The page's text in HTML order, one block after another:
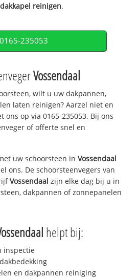
dakkapel reinigen.
0165-235053
Vossendaal
wilt u uw dakpannen,
laten reinigen? Aarzel niet en
ons op via 0165-235053. Bij ons
of offerte snel en
uw schoorsteen inVossendaal
ons. De schoorsteenvegers van
Vossendaal zijn elke dag bij u in
dakpannen of zonnepanelen
helpt bij:
inspectie
en dakpannen reiniging